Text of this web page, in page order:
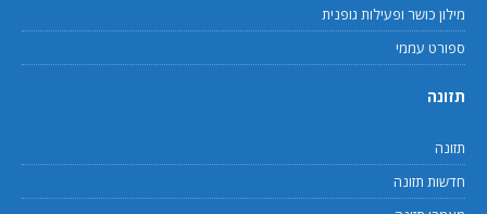
מילון כושר ופעילות גופנית
ספורט עממי
תזונה
תזונה
חדשות תזונה